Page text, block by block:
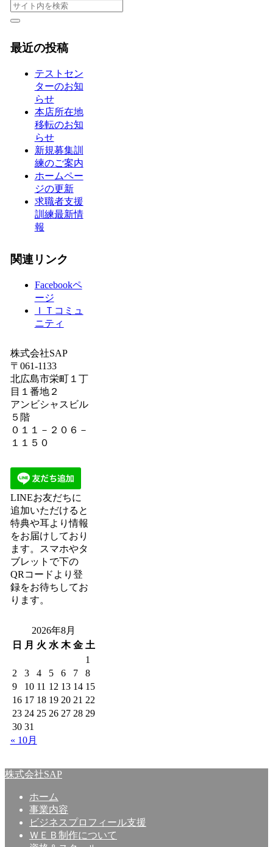
最近の投稿
テストセン
ターのお知
らせ
本店所在地
移転のお知
らせ
新規募集訓
練のご案内
ホームペー
ジの更新
求職者支援
訓練最新情
報
関連リンク
Facebookペ
ージ
ＩＴコミュ
ニティ
株式会社SAP
〒061-1133
北広島市栄町１丁
目１番地２
アンビシャスビル
５階
０１１－２０６－
１１５０
LINEお友だちに
追加いただけると
特典や耳より情報
をお届けしており
ます。スマホやタ
ブレットで下の
QRコードより登
録をお待ちしてお
ります。
2026年8月
日
月 火 水 木 金 土
1
2
3 4 5 6 7
8
9
10 11 12 13 14 15
16 17 18 19 20 21 22
23 24 25 26 27 28 29
30 31
« 10月
株式会社SAP
ホーム
事業内容
ビジネスプロフィール支援
ＷＥＢ制作について